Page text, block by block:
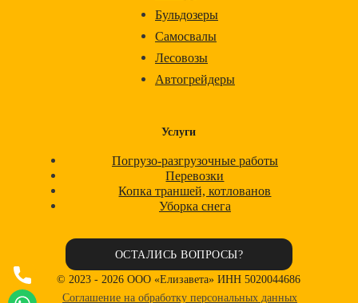
Бульдозеры
Самосвалы
Лесовозы
Автогрейдеры
Услуги
Погрузо-разгрузочные работы
Перевозки
Копка траншей, котлованов
Уборка снега
ОСТАЛИСЬ ВОПРОСЫ?
© 2023 - 2026 OOO «Елизавета» ИНН 5020044686
Соглашение на обработку персональных данных
Позновить нам
WhatsApp